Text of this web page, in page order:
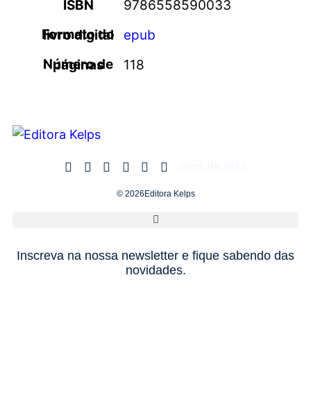
ISBN
9786558590033
Formato do livro digital
epub
Número de páginas
118
© 2026Editora Kelps
Inscreva na nossa newsletter e fique sabendo das
novidades.